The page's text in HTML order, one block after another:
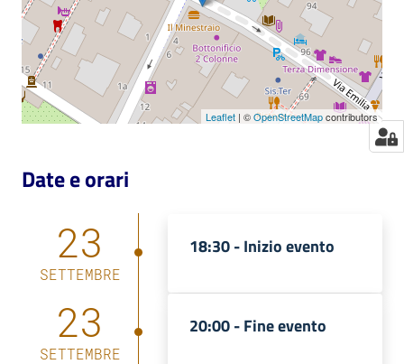
Leaflet | ©OpenStreetMapcontributors
Date e orari
23
SETTEMBRE
18:30 -Inizio evento
23
SETTEMBRE
20:00 -Fine evento